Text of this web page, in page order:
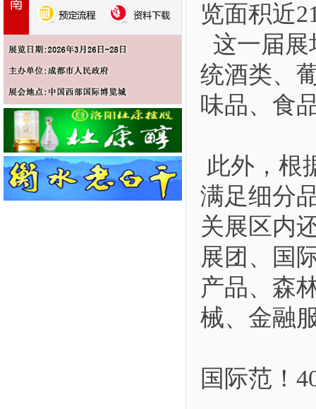
览面积近
这一届展
统酒类、
味品、食
此外，根
满足细分
关展区内
展团、国
产品、森
械、金融
国际范！